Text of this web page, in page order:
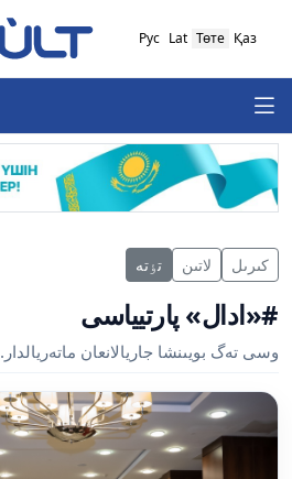
Қаз
Төте
Lat
Рус
كىرىل لاتىن تٶتە
#«ادال» پارتيياسى
وسى تەگ بويىنشا جاريالانعان ماتەريالدار.